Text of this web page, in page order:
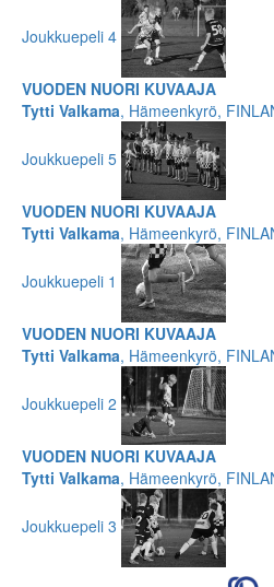
Joukkuepeli 4
VUODEN NUORI KUVAAJA
Tytti Valkama, Hämeenkyrö,
Joukkuepeli 5
VUODEN NUORI KUVAAJA
Tytti Valkama, Hämeenkyrö,
Joukkuepeli 1
VUODEN NUORI KUVAAJA
Tytti Valkama, Hämeenkyrö,
Joukkuepeli 2
VUODEN NUORI KUVAAJA
Tytti Valkama, Hämeenkyrö,
Joukkuepeli 3